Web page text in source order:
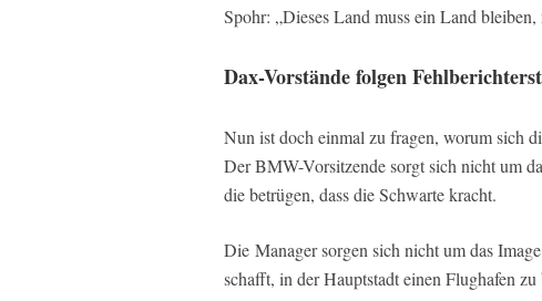
Spohr: „Dieses Land muss ein Land
Dax-Vorstände folgen
Nun ist doch einmal zu fragen, worum sich
Der BMW-Vorsitzende sorgt sich nicht um
die betrügen, dass die Schwarte kracht.
Die Manager sorgen sich nicht um das
schafft, in der Hauptstadt einen Flughafen zu